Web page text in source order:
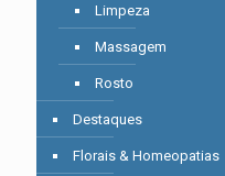
Limpeza
Massagem
Rosto
Destaques
Florais & Homeopatias